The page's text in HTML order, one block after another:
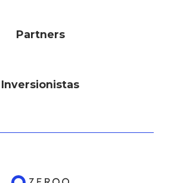
Partners
Inversionistas